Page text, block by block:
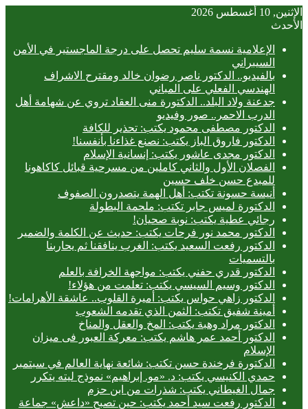
الإثنين, 10 أغسطس 2026
الأحدث
الإعلامية نسمة سليم تحصل على درجة الماجستير في الأمن
السيبراني
بالفيديو.. ‎الدكتور ناصر رضوان خالد ومقترح الاشراف
الهندسي الفعلي على المباني
جدعنة ولاد البلد.. الدكتورة منى العقاد تروي عن شهامة أهل
الدرب الاحمر.. صور وفيديو
الدكتور مصطفى محمود يكتب: تحذير للكافة
الدكتور فاروق الباز يكتب: نصنع غذاءنا بأنفسنا!
الدكتور مجدى عاشور يكتب: إنسانية الإسلام
الفصلان الأول والثاني كاملين من مسرحية قبائل كاكاهونا
للمبدع حسن خلف حسين
أنيسة حسونة تكتب: أهل الهمة يتصدرون الصفوف
الدكتورة لميس جابر تكتب: ملحمة البطولة
رجائي عطية يكتب: نوبة صحيان!
الدكتور محمد نور فرحات يكتب: حديث عن الكلمة والضمير
الدكتور رفعت السعيد يكتب: الغرب ينافقنا ثم يحاربنا
بالتسميات
الدكتور قدري حفني يكتب: مواجهة الخرافة بالعلم
الدكتور وسيم السيسي يكتب: تعلمت من هؤلاء!
الدكتور زاهي حواس يكتب: أميرة القلوب.. عاشقة الأهرامات!
أمينة شفيق تكتب: الثمن الذي تقدمه الشعوب
الدكتور مراد وهبة يكتب: المخ والعقل والمناخ
الدكتور أحمد عمر هاشم يكتب: معركة العبور فى ميزان
الإسلام
الدكتورة فرخندة حسن تكتب: شائعة نهاية العالم في سبتمبر
حمدي الكنيسي يكتب: د. «مو. إبراهيم» نموذج ليته يتكرر
جمال الغيطاني يكتب: شذرات من ابن حزم
الدكتور رفعت سيد أحمد يكتب: حين تصبح «داعش» جماعة